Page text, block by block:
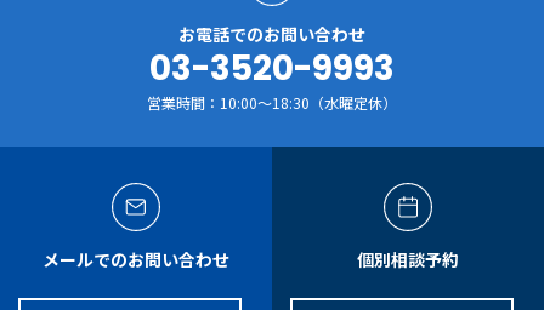
お電話でのお問い合わせ
03-3520-9993
営業時間：10:00～18:30（水曜定休）
メールでのお問い合わせ 個別相談予約